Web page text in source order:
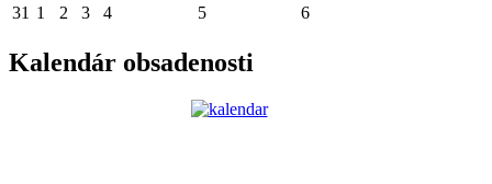
31 1 2 3 4 5 6
Kalendár obsadenosti